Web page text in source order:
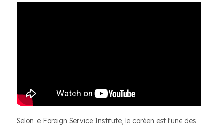
Selon le Foreign Service Institute, le coréen est l'une des